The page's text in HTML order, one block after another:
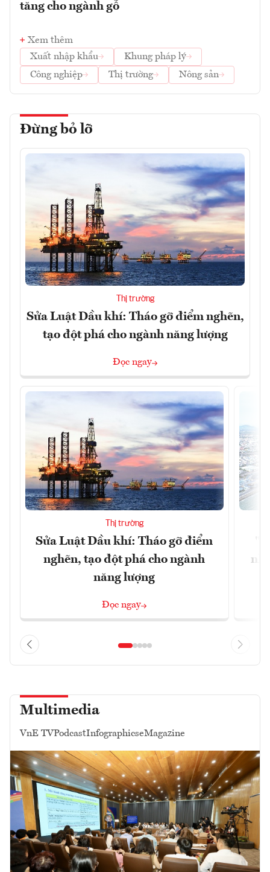
tăng cho ngành gỗ
Xem thêm
Xuất nhập khẩu
Khung pháp lý
Công nghiệp
Thị trường Nông sản
Đừng bỏ lỡ
Thị trường
Sửa Luật Dầu khí: Tháo gỡ điểm nghẽn,
tạo đột phá cho ngành năng lượng
Đọc ngay
Thị trường
Sửa Luật Dầu khí: Tháo gỡ điểm
nghẽn, tạo đột phá cho ngành
năng lượng
Đọc ngay
Multimedia
VnE TVPodcastInfographicseMagazine